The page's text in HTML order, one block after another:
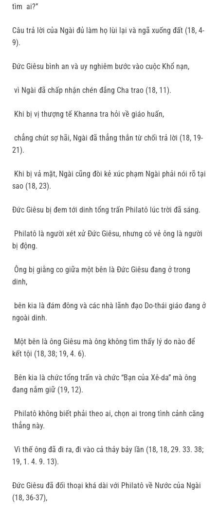
tìm ai?”
Câu trả lời của Ngài đủ làm họ lùi lại và ngã xuống đất (18, 4-
9).
Đức Giêsu bình an và uy nghiêm bước vào cuộc Khổ nạn,
vì Ngài đã chấp nhận chén đắng Cha trao (18, 11).
Khi bị vị thượng tế Khanna tra hỏi về giáo huấn,
chẳng chút sợ hãi, Ngài đã thẳng thắn từ chối trả lời (18, 19-
21).
Khi bị vả mặt, Ngài cũng đòi kẻ xúc phạm Ngài phải nói rõ tại
sao (18, 23).
Đức Giêsu bị đem tới dinh tổng trấn Philatô lúc trời đã sáng.
Philatô là người xét xử Đức Giêsu, nhưng có vẻ ông là người
bị động.
Ông bị giằng co giữa một bên là Đức Giêsu đang ở trong
dinh,
bên kia là đám đông và các nhà lãnh đạo Do-thái giáo đang ở
ngoài dinh.
Một bên là ông Giêsu mà ông không tìm thấy lý do nào để
kết tội (18, 38; 19, 4. 6).
Bên kia là chức tổng trấn và chức “Bạn của Xê-da” mà ông
đang nắm giữ (19, 12).
Philatô không biết phải theo ai, chọn ai trong tình cảnh căng
thẳng này.
Vì thế ông đã đi ra, đi vào cả thảy bảy lần (18, 18, 29. 33. 38;
19, 1. 4. 9. 13).
Đức Giêsu đã đối thoại khá dài với Philatô về Nước của Ngài
(18, 36-37),